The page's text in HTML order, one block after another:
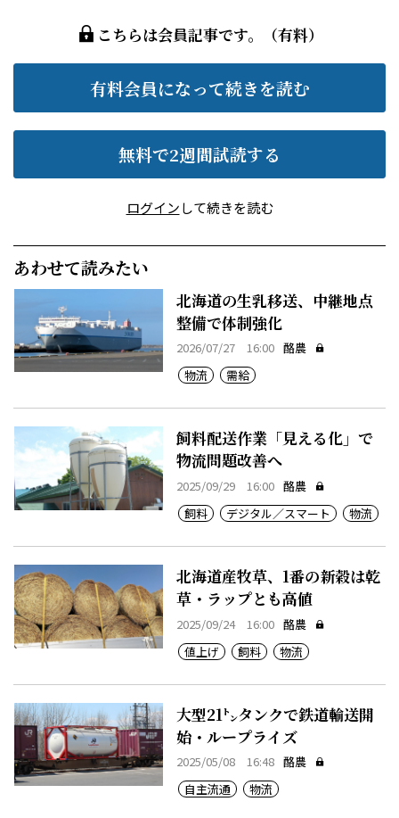
こちらは会員記事です。（有料）
有料会員になって続きを読む
無料で2週間試読する
ログインして続きを読む
あわせて読みたい
北海道の生乳移送、中継地点
整備で体制強化
2026/07/27 16:00 酪農
物流
需給
飼料配送作業「見える化」で
物流問題改善へ
2025/09/29 16:00 酪農
飼料
デジタル／スマート 物流
北海道産牧草、1番の新穀は乾
草・ラップとも高値
2025/09/24 16:00 酪農
値上げ
飼料 物流
大型21㌧タンクで鉄道輸送開
始・ループライズ
2025/05/08 16:48 酪農
自主流通
物流